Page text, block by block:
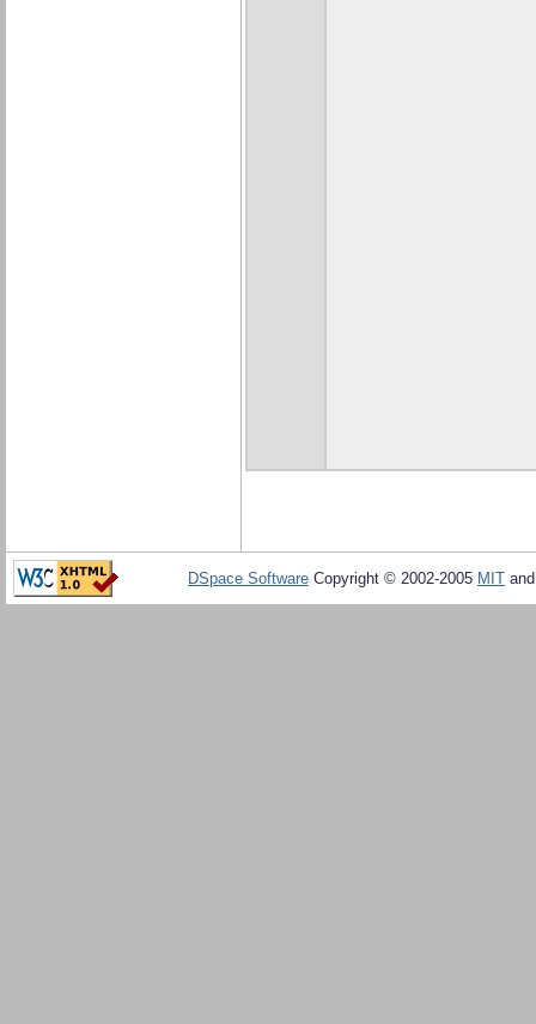
DSpace Software Copyright © 2002-2005 MIT